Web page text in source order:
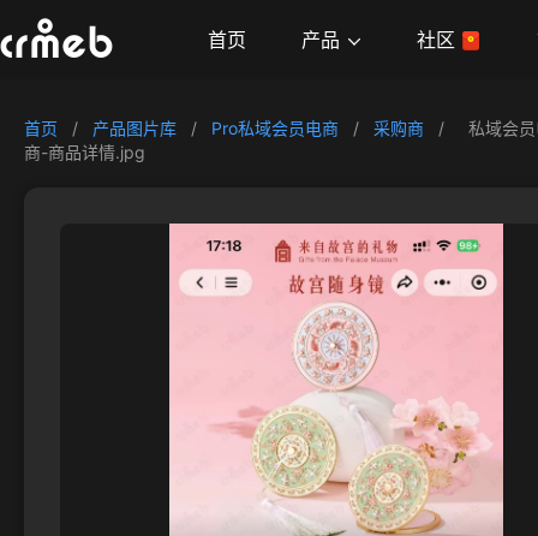
首页 产品 社区
首页 / 产品图片库 / Pro私域会员电商 / 采购商 /
私域会
商-商品详情.jpg